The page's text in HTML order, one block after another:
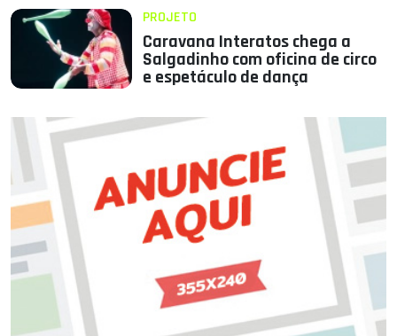
PROJETO
Caravana Interatos chega a
Salgadinho com oficina de circo
e espetáculo de dança